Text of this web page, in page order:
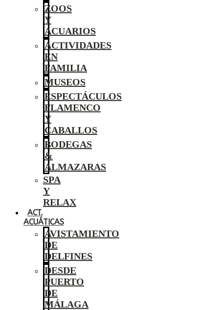
ZOOS
Y
ACUARIOS
ACTIVIDADES
EN
FAMILIA
MUSEOS
ESPECTÁCULOS
FLAMENCO
Y
CABALLOS
BODEGAS
&
ALMAZARAS
SPA
Y
RELAX
ACT.
ACUÁTICAS
AVISTAMIENTO
DE
DELFINES
DESDE
PUERTO
DE
MÁLAGA